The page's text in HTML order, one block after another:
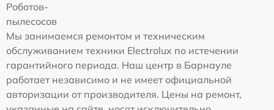
Роботов-
пылесосов
Мы занимаемся ремонтом и техническим
обслуживанием техники Electrolux по истечении
гарантийного периода. Наш центр в Барнауле
работает независимо и не имеет официальной
авторизации от производителя. Цены на ремонт,